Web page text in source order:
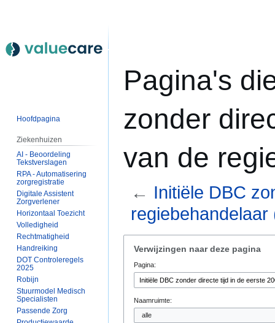
Pagina's
zonder
van de
← Initiële DBC
regiebehandelaar
navigatie
springen
zoeken
springen
Verwijzingen naar deze pagina
Pagina:
Naamruimte:
Hoofdpagina
Ziekenhuizen
AI - Beoordeling
Tekstverslagen
RPA - Automatisering
zorgregistratie
Digitale Assistent
Zorgverlener
Horizontaal Toezicht
Volledigheid
Rechtmatigheid
Handreiking
DOT Controleregels
2025
Robijn
Stuurmodel Medisch
Specialisten
Passende Zorg